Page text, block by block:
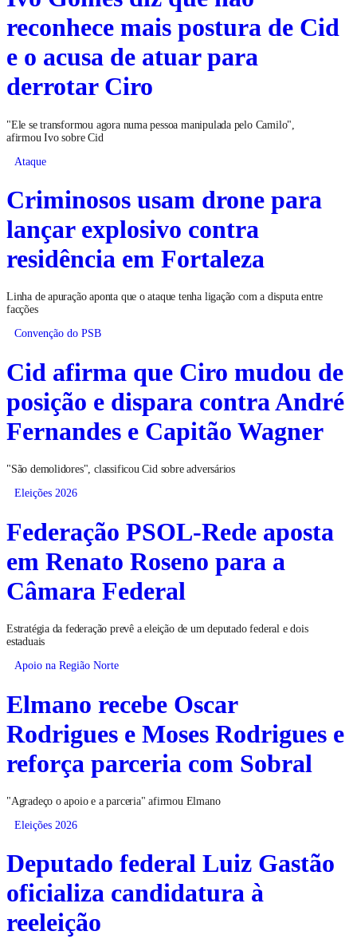
reconhece mais postura de Cid
e o acusa de atuar para
derrotar Ciro
"Ele se transformou agora numa pessoa manipulada pelo Camilo",
afirmou Ivo sobre Cid
Ataque
Criminosos usam drone para
lançar explosivo contra
residência em Fortaleza
Linha de apuração aponta que o ataque tenha ligação com a disputa entre
facções
Convenção do PSB
Cid afirma que Ciro mudou de
posição e dispara contra André
Fernandes e Capitão Wagner
"São demolidores", classificou Cid sobre adversários
Eleições 2026
Federação PSOL-Rede aposta
em Renato Roseno para a
Câmara Federal
Estratégia da federação prevê a eleição de um deputado federal e dois
estaduais
Apoio na Região Norte
Elmano recebe Oscar
Rodrigues e Moses Rodrigues e
reforça parceria com Sobral
"Agradeço o apoio e a parceria" afirmou Elmano
Eleições 2026
Deputado federal Luiz Gastão
oficializa candidatura à
reeleição